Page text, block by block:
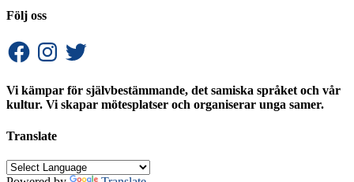
Följ oss
FacebookInstagram
Twitter
Vi kämpar för självbestämmande, det samiska språket och vår
kultur. Vi skapar mötesplatser och organiserar unga samer.
Translate